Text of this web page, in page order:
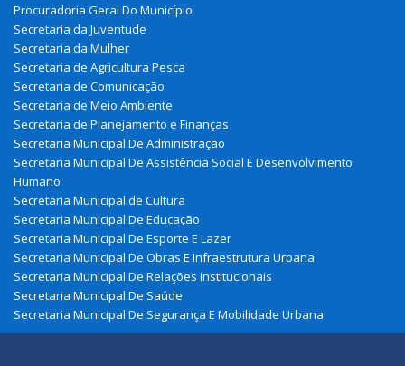
Procuradoria Geral Do Município
Secretaria da Juventude
Secretaria da Mulher
Secretaria de Agricultura Pesca
Secretaria de Comunicação
Secretaria de Meio Ambiente
Secretaria de Planejamento e Finanças
Secretaria Municipal De Administração
Secretaria Municipal De Assistência Social E Desenvolvimento
Humano
Secretaria Municipal de Cultura
Secretaria Municipal De Educação
Secretaria Municipal De Esporte E Lazer
Secretaria Municipal De Obras E Infraestrutura Urbana
Secretaria Municipal De Relações Institucionais
Secretaria Municipal De Saúde
Secretaria Municipal De Segurança E Mobilidade Urbana